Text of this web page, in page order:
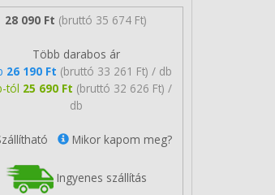
28 090 Ft (bruttó 35 674 Ft)
Több darabos ár
26 190 Ft (bruttó 33 261 Ft) / db
tól 25 690 Ft (bruttó 32 626 Ft) /
db
Mikor kapom meg?
Ingyenes szállítás